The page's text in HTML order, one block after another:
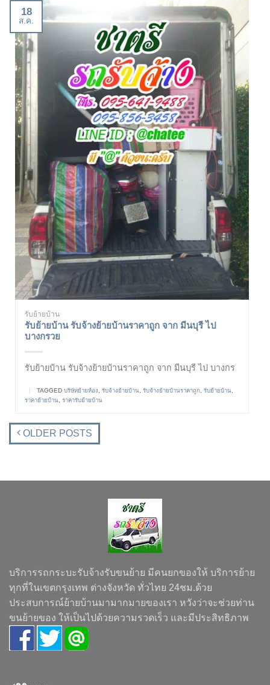
18
ส.ค.
รับย้ายบ้าน
รับย้ายบ้าน รับจ้างย้ายบ้านราคาถูก จาก มีนบุรี ไป
บางกรวย
รับย้ายบ้าน รับจ้างย้ายบ้านราคาถูก จาก มีนบุรี ไป บางกร
TAGGED บริษัทย้ายห้อง, รับจ้างย้ายบ้าน, รับจ้างย้ายบ้านราคาถูก, รับย้ายบ้าน,
ราคาย้ายบ้าน, ราคารับย้ายบ้าน
OLDER POSTS
บริการรถกระบะรับจ้างรับขนย้าย มีคนยกของให้ บริการย้าย
ทุกที่ในเขตกรุงเทพ ต่างจังหวัด ทั่วไทย 24ชม.ด้วย
ประสบการณ์ย้ายบ้านมามากมายของเรา หวังว่าจะช่วยท่าน
ขนย้ายของ ให้เป็นไปด้วยความรวดเร็ว และมีประสิทธิภาพ